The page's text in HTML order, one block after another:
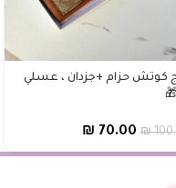
كوتش حزام +جزدان ، عسلي
₪
₪ 70.00